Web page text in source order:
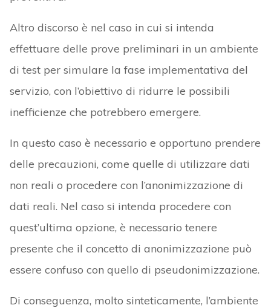
Altro discorso è nel caso in cui si intenda
effettuare delle prove preliminari in un ambiente
di test per simulare la fase implementativa del
servizio, con l’obiettivo di ridurre le possibili
inefficienze che potrebbero emergere.
In questo caso è necessario e opportuno prendere
delle precauzioni, come quelle di utilizzare dati
non reali o procedere con l’anonimizzazione di
dati reali. Nel caso si intenda procedere con
quest’ultima opzione, è necessario tenere
presente che il concetto di anonimizzazione può
essere confuso con quello di pseudonimizzazione.
Di conseguenza, molto sinteticamente, l’ambiente